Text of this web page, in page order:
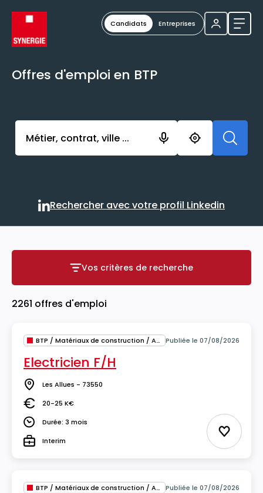
Candidats Entreprises
Offres d'emploi en BTP
Activer l’élément pour lancer l’enregistrement.
Rechercher avec votre
Rechercher avec votre profil Linkedin
Vos critères de recherche
Vos critères de recherche
2261 offres d'emploi
BTP / Matériaux de construction / Architecture Publiée le 07/08/2026
Electricien F/H
Lieu Les Allues - 73550
Salaire20-25 K€
DuréeDurée: 3 mois
TypeInterim Ajouter
BTP / Matériaux de construction / Architecture Publiée le 07/08/2026